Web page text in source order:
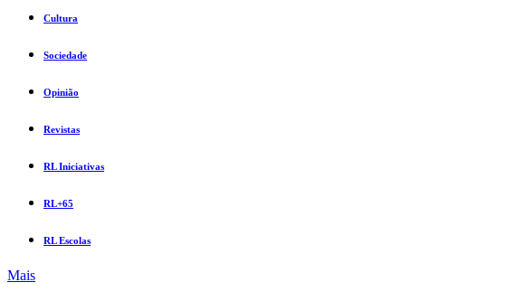
Cultura
Sociedade
Opinião
Revistas
RL Iniciativas
RL+65
RL Escolas
Mais